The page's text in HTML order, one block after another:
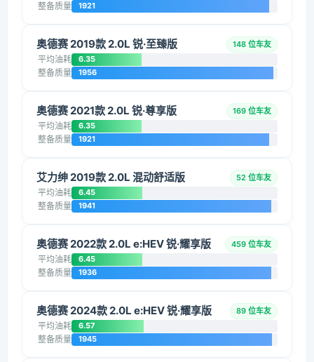
整备质量 1921
奥德赛 2019款 2.0L 锐·至臻版 148 位车友
平均油耗 6.35
整备质量 1956
奥德赛 2021款 2.0L 锐·尊享版 169 位车友
平均油耗 6.35
整备质量 1921
艾力绅 2019款 2.0L 混动舒适版 52 位车友
平均油耗 6.45
整备质量 1941
奥德赛 2022款 2.0L e:HEV 锐·耀享版 459 位车友
平均油耗 6.45
整备质量 1936
奥德赛 2024款 2.0L e:HEV 锐·耀享版 89 位车友
平均油耗 6.57
整备质量 1945